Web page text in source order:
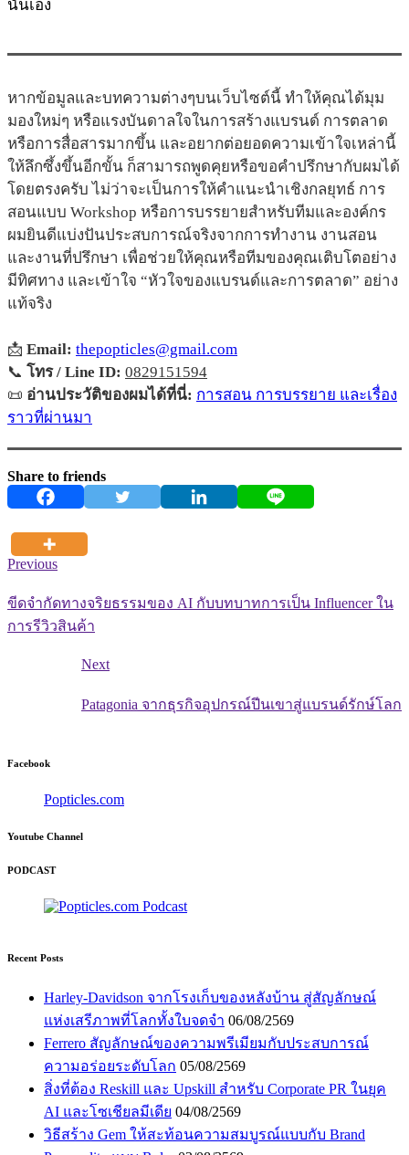
นั่นเอง
หากข้อมูลและบทความต่างๆบนเว็บไซต์นี้ ทำให้คุณได้มุม
มองใหม่ๆ หรือแรงบันดาลใจในการสร้างแบรนด์ การตลาด
หรือการสื่อสารมากขึ้น และอยากต่อยอดความเข้าใจเหล่านี้
ให้ลึกซึ้งขึ้นอีกขั้น ก็สามารถพูดคุยหรือขอคำปรึกษากับผมได้
โดยตรงครับ ไม่ว่าจะเป็นการให้คำแนะนำเชิงกลยุทธ์ การ
สอนแบบ Workshop หรือการบรรยายสำหรับทีมและองค์กร
ผมยินดีแบ่งปันประสบการณ์จริงจากการทำงาน งานสอน
และงานที่ปรึกษา เพื่อช่วยให้คุณหรือทีมของคุณเติบโตอย่าง
มีทิศทาง และเข้าใจ “หัวใจของแบรนด์และการตลาด” อย่าง
แท้จริง
📩 Email: thepopticles@gmail.com
📞 โทร / Line ID: 0829151594
📜 อ่านประวัติของผมได้ที่นี่: การสอน การบรรยาย และเรื่อง
ราวที่ผ่านมา
Share to friends
Previous
ขีดจำกัดทางจริยธรรมของ AI กับบทบาทการเป็น Influencer ใน
การรีวิวสินค้า
Next
Patagonia จากธุรกิจอุปกรณ์ปีนเขาสู่แบรนด์รักษ์โลก
Facebook
Popticles.com
Youtube Channel
PODCAST
Recent Posts
Harley-Davidson จากโรงเก็บของหลังบ้าน สู่สัญลักษณ์
แห่งเสรีภาพที่โลกทั้งใบจดจำ 06/08/2569
Ferrero สัญลักษณ์ของความพรีเมียมกับประสบการณ์
ความอร่อยระดับโลก 05/08/2569
สิ่งที่ต้อง Reskill และ Upskill สำหรับ Corporate PR ในยุค
AI และโซเชียลมีเดีย 04/08/2569
วิธีสร้าง Gem ให้สะท้อนความสมบูรณ์แบบกับ Brand